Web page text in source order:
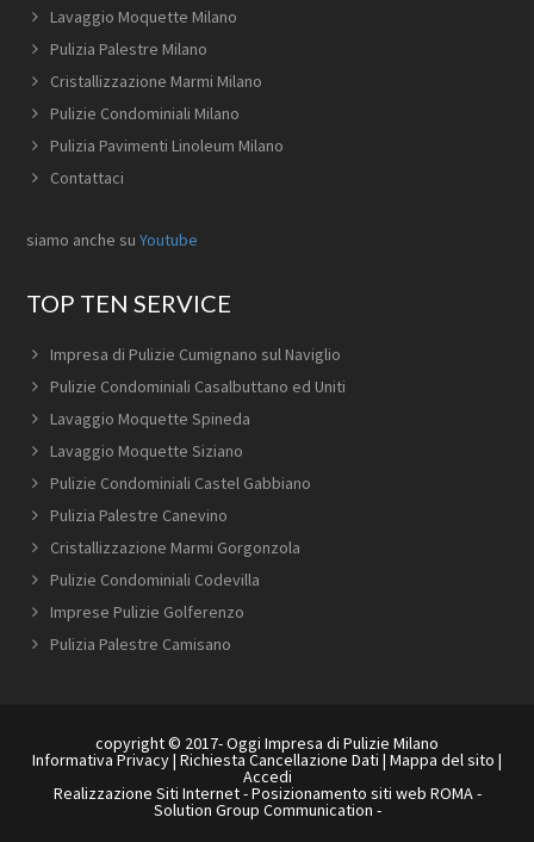
Lavaggio Moquette Milano
Pulizia Palestre Milano
Cristallizzazione Marmi Milano
Pulizie Condominiali Milano
Pulizia Pavimenti Linoleum Milano
Contattaci
siamo anche suYoutube
TOP TEN SERVICE
Impresa di Pulizie Cumignano sul Naviglio
Pulizie Condominiali Casalbuttano ed Uniti
Lavaggio Moquette Spineda
Lavaggio Moquette Siziano
Pulizie Condominiali Castel Gabbiano
Pulizia Palestre Canevino
Cristallizzazione Marmi Gorgonzola
Pulizie Condominiali Codevilla
Imprese Pulizie Golferenzo
Pulizia Palestre Camisano
copyright © 2017- Oggi Impresa di Pulizie Milano
Informativa Privacy| Richiesta Cancellazione Dati | Mappa del sito |
Accedi
Realizzazione Siti Internet-Posizionamento siti web ROMA-
Solution Group Communication -